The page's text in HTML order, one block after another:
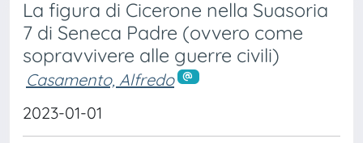
La figura di Cicerone nella Suasoria
7 di Seneca Padre (ovvero come
sopravvivere alle guerre civili)
Casamento, Alfredo
2023-01-01